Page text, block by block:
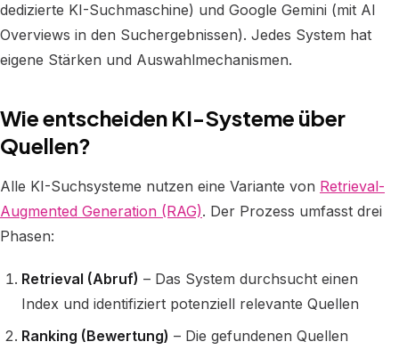
dedizierte KI-Suchmaschine) und Google Gemini (mit AI
Overviews in den Suchergebnissen). Jedes System hat
eigene Stärken und Auswahlmechanismen.
Wie entscheiden KI-Systeme über
Quellen?
Alle KI-Suchsysteme nutzen eine Variante von Retrieval-
Augmented Generation (RAG). Der Prozess umfasst drei
Phasen:
Retrieval (Abruf) – Das System durchsucht einen
Index und identifiziert potenziell relevante Quellen
Ranking (Bewertung) – Die gefundenen Quellen